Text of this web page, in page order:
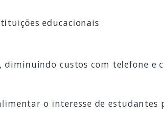
educacionais
custos com telefone e
o interesse de estudantes